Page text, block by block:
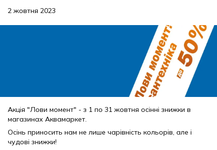
2 жовтня 2023
Акція "Лови момент" - з 1 по 31 жовтня осінні знижки в
магазинах Аквамаркет.
Осінь приносить нам не лише чарівність кольорів, але і
чудові знижки!